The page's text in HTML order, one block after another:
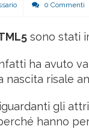
0 Commenti
sono stati
ha avuto
nascita risale
gli
hanno